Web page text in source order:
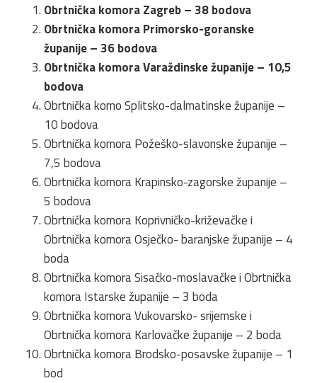
Obrtnička komora Zagreb – 38 bodova
Obrtnička komora Primorsko-goranske
županije – 36 bodova
Obrtnička komora Varaždinske županije – 10,5
bodova
Obrtnička komo Splitsko-dalmatinske županije –
10 bodova
Obrtnička komora Požeško-slavonske županije –
7,5 bodova
Obrtnička komora Krapinsko-zagorske županije –
5 bodova
Obrtnička komora Koprivničko-križevačke i
Obrtnička komora Osječko- baranjske županije – 4
boda
Obrtnička komora Sisačko-moslavačke i Obrtnička
komora Istarske županije – 3 boda
Obrtnička komora Vukovarsko- srijemske i
Obrtnička komora Karlovačke županije – 2 boda
Obrtnička komora Brodsko-posavske županije – 1
bod